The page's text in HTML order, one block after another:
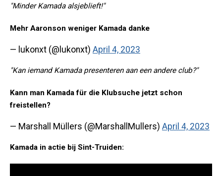
"Minder Kamada alsjeblieft!"
Mehr Aaronson weniger Kamada danke
— lukonxt (@lukonxt) April 4, 2023
"Kan iemand Kamada presenteren aan een andere club?"
Kann man Kamada für die Klubsuche jetzt schon
freistellen?
— Marshall Müllers (@MarshallMullers) April 4, 2023
Kamada in actie bij Sint-Truiden: